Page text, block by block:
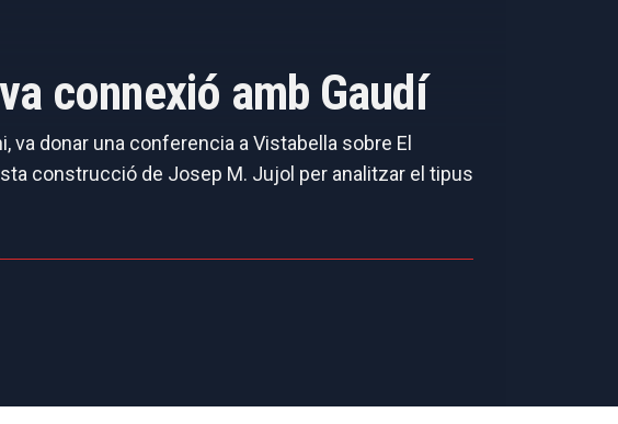
connexió amb Gaudí
va donar una conferencia a Vistabella sobre El
construcció de Josep M. Jujol per analitzar el tipus